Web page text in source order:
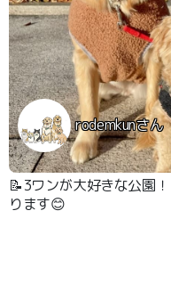
rodemkunさん
📝3ワンが大好きな公園
ります😊